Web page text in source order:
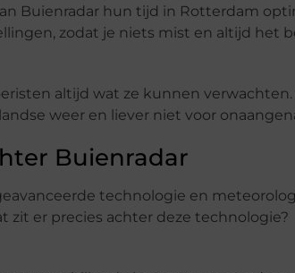
Buienradar hun tijd in Rotterdam
zodat je niets mist en altijd het
altijd wat ze kunnen
weer en liever niet voor
Buienradar
technologie en
zit er precies achter deze technologie?